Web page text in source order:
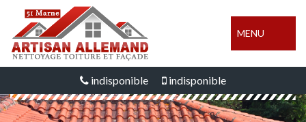
MENU
indisponible indisponible